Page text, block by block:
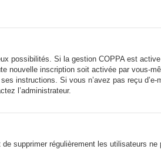
possibilités. Si la gestion COPPA est
inscription soit activée par vous-
instructions. Si vous n’avez pas reçu
l’administrateur.
supprimer régulièrement les utilisateurs